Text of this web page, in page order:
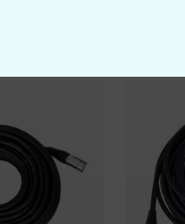
Artikel